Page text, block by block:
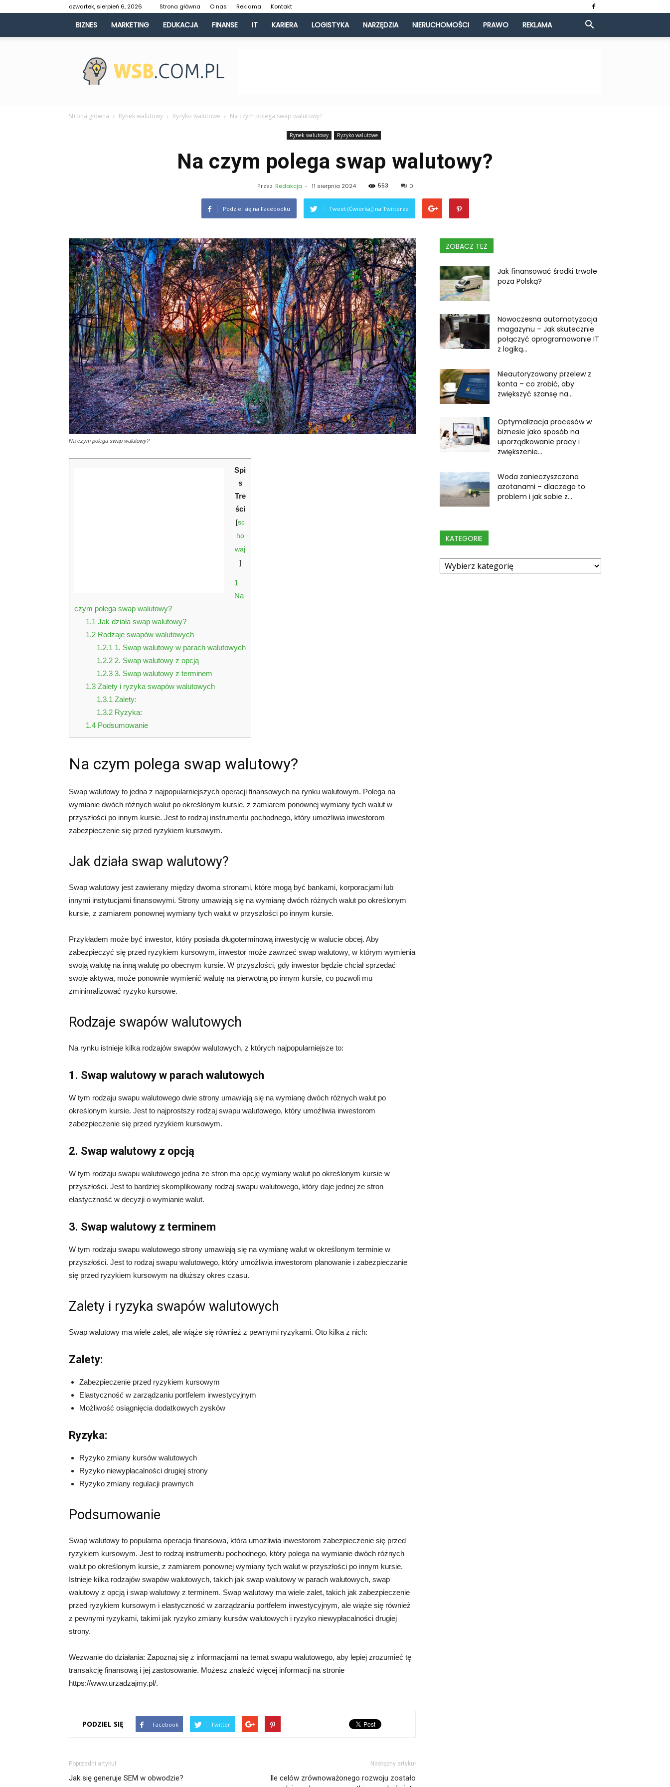
czwartek, sierpień 6, 2026 Strona główna O nas Reklama Kontakt
BIZNES MARKETING EDUKACJA FINANSE IT KARIERA LOGISTYKA NARZĘDZIA NIERUCHOMOŚCI PRAWO REKLAMA
Strona główna Rynek walutowy Ryzyko walutowe Na czym polega swap walutowy?
Rynek walutowy Ryzyko walutowe
Na czym polega swap walutowy?
Przez Redakcja - 11 sierpnia 2024 553 0
Podziel się na Facebooku Tweet (Ćwierkaj) na Twitterze
Na czym polega swap walutowy?
Spi
s
Tre
ści
[sc
ho
waj
]
1
Na
czym polega swap walutowy?
1.1 Jak działa swap walutowy?
1.2Rodzaje swapów walutowych
1.2.1 1. Swap walutowy w parach walutowych
1.2.2 2. Swap walutowy z opcją
1.2.3 3. Swap walutowy z terminem
1.3Zalety i ryzyka swapów walutowych
1.3.1 Zalety:
1.3.2 Ryzyka:
1.4Podsumowanie
Na czym polega swap walutowy?
Swap walutowy to jedna z najpopularniejszych operacji finansowych na rynku walutowym. Polega na
wymianie dwóch różnych walut po określonym kursie, z zamiarem ponownej wymiany tych walut w
przyszłości po innym kursie. Jest to rodzaj instrumentu pochodnego, który umożliwia inwestorom
zabezpieczenie się przed ryzykiem kursowym.
Jak działa swap walutowy?
Swap walutowy jest zawierany między dwoma stronami, które mogą być bankami, korporacjami lub
innymi instytucjami finansowymi. Strony umawiają się na wymianę dwóch różnych walut po określonym
kursie, z zamiarem ponownej wymiany tych walut w przyszłości po innym kursie.
Przykładem może być inwestor, który posiada długoterminową inwestycję w walucie obcej. Aby
zabezpieczyć się przed ryzykiem kursowym, inwestor może zawrzeć swap walutowy, w którym wymienia
swoją walutę na inną walutę po obecnym kursie. W przyszłości, gdy inwestor będzie chciał sprzedać
swoje aktywa, może ponownie wymienić walutę na pierwotną po innym kursie, co pozwoli mu
zminimalizować ryzyko kursowe.
Rodzaje swapów walutowych
Na rynku istnieje kilka rodzajów swapów walutowych, z których najpopularniejsze to:
1. Swap walutowy w parach walutowych
W tym rodzaju swapu walutowego dwie strony umawiają się na wymianę dwóch różnych walut po
określonym kursie. Jest to najprostszy rodzaj swapu walutowego, który umożliwia inwestorom
zabezpieczenie się przed ryzykiem kursowym.
2. Swap walutowy z opcją
W tym rodzaju swapu walutowego jedna ze stron ma opcję wymiany walut po określonym kursie w
przyszłości. Jest to bardziej skomplikowany rodzaj swapu walutowego, który daje jednej ze stron
elastyczność w decyzji o wymianie walut.
3. Swap walutowy z terminem
W tym rodzaju swapu walutowego strony umawiają się na wymianę walut w określonym terminie w
przyszłości. Jest to rodzaj swapu walutowego, który umożliwia inwestorom planowanie i zabezpieczanie
się przed ryzykiem kursowym na dłuższy okres czasu.
Zalety i ryzyka swapów walutowych
Swap walutowy ma wiele zalet, ale wiąże się również z pewnymi ryzykami. Oto kilka z nich:
Zalety:
Zabezpieczenie przed ryzykiem kursowym
Elastyczność w zarządzaniu portfelem inwestycyjnym
Możliwość osiągnięcia dodatkowych zysków
Ryzyka:
Ryzyko zmiany kursów walutowych
Ryzyko niewypłacalności drugiej strony
Ryzyko zmiany regulacji prawnych
Podsumowanie
Swap walutowy to popularna operacja finansowa, która umożliwia inwestorom zabezpieczenie się przed
ryzykiem kursowym. Jest to rodzaj instrumentu pochodnego, który polega na wymianie dwóch różnych
walut po określonym kursie, z zamiarem ponownej wymiany tych walut w przyszłości po innym kursie.
Istnieje kilka rodzajów swapów walutowych, takich jak swap walutowy w parach walutowych, swap
walutowy z opcją i swap walutowy z terminem. Swap walutowy ma wiele zalet, takich jak zabezpieczenie
przed ryzykiem kursowym i elastyczność w zarządzaniu portfelem inwestycyjnym, ale wiąże się również
z pewnymi ryzykami, takimi jak ryzyko zmiany kursów walutowych i ryzyko niewypłacalności drugiej
strony.
Wezwanie do działania: Zapoznaj się z informacjami na temat swapu walutowego, aby lepiej zrozumieć tę
transakcję finansową i jej zastosowanie. Możesz znaleźć więcej informacji na stronie
https://www.urzadzajmy.pl/.
PODZIEL SIĘ Facebook Twitter
Poprzedni artykuł
Jak się generuje SEM w obwodzie?
Następny artykuł
Ile celów zrównoważonego rozwoju zostało
ZOBACZ TEŻ
Jak finansować środki trwałe
poza Polską?
Nowoczesna automatyzacja
magazynu – Jak skutecznie
połączyć oprogramowanie IT
z logiką...
Nieautoryzowany przelew z
konta – co zrobić, aby
zwiększyć szansę na...
Optymalizacja procesów w
biznesie jako sposób na
uporządkowanie pracy i
zwiększenie...
Woda zanieczyszczona
azotanami – dlaczego to
problem i jak sobie z...
KATEGORIE
Kategorie